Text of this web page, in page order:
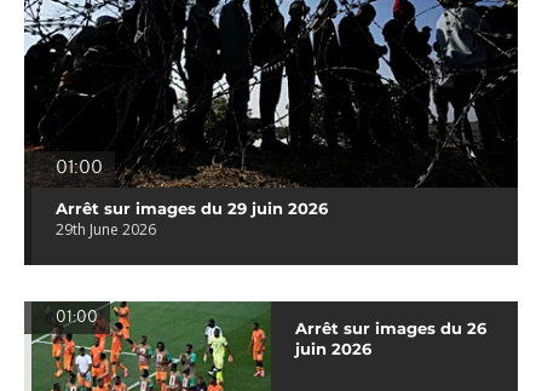
01:00
Arrêt sur images du 29 juin 2026
29th June 2026
01:00
Arrêt sur images du 26
juin 2026